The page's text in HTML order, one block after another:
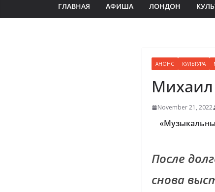
ГЛАВНАЯ АФИША ЛОНДОН
АНОНС КУЛЬТУРА
November 21, 2022
После
снова